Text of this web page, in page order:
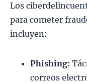
Los
para cometer
incluyen:
Phishing:
correos